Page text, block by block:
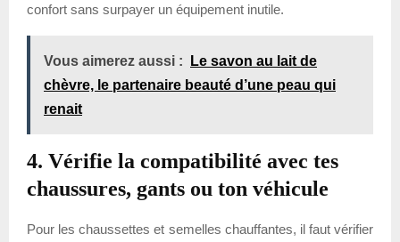
confort sans surpayer un équipement inutile.
Vous aimerez aussi :
Le savon au lait de
chèvre, le partenaire beauté d’une peau qui
renait
4. Vérifie la compatibilité avec tes
chaussures, gants ou ton véhicule
Pour les chaussettes et semelles chauffantes, il faut vérifier